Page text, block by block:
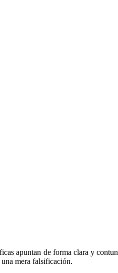
del mundo que nos
apuntan de forma clara y
mera falsificación.